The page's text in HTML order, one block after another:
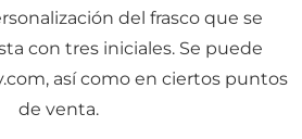
del frasco que se
con tres iniciales. Se puede
así como en ciertos puntos
de venta.